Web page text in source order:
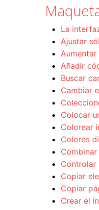
La
Ajustar
Añadir
Buscar
Cambiar
Colocar
Colorear
Colores
Controlar
Copiar
Copiar
Crear el